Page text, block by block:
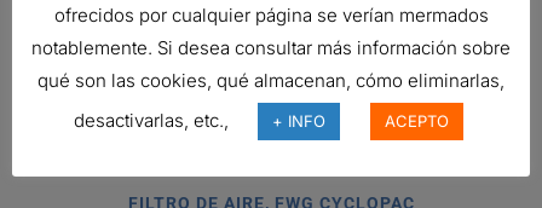
FILTRO DE AIRE, FWG CYCLOPAC
ofrecidos por cualquier página se verían mermados
notablemente. Si desea consultar más información sobre
qué son las cookies, qué almacenan, cómo eliminarlas,
desactivarlas, etc.,
+ INFO ACEPTO